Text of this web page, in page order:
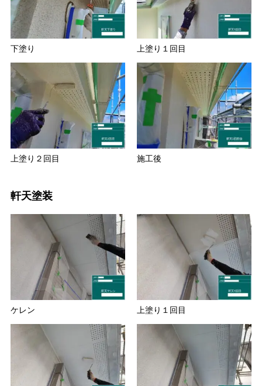
下塗り 上塗り１回目
上塗り２回目 施工後
軒天塗装
ケレン 上塗り１回目